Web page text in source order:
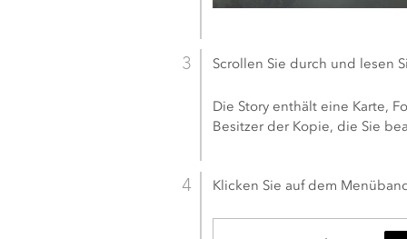
Scrollen Sie durch und lesen
Die Story enthält eine Karte,
Besitzer der Kopie, die Sie
Klicken Sie auf dem